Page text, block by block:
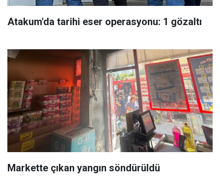
Atakum'da tarihi eser operasyonu: 1 gözaltı
Markette çıkan yangın söndürüldü